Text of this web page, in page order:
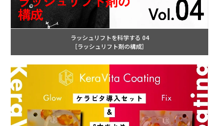
ラッシュリフトを科学する 04
［ラッシュリフト剤の構成］